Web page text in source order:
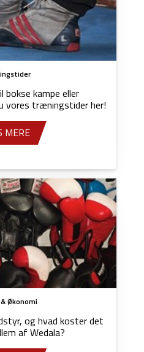
bokse kampe eller
vores træningstider her!
MERE
Økonomi
og hvad koster det
af Wedala?